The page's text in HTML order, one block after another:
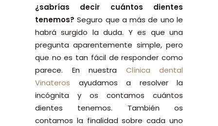
¿sabrías decir cuántos dientes
tenemos? Seguro que a más de uno le
habrá surgido la duda. Y es que una
pregunta aparentemente simple, pero
que no es tan fácil de responder como
parece. En nuestra Clínica dental
Vinateros ayudamos a resolver la
incógnita y os contamos cuántos
dientes tenemos. También os
contamos la finalidad sobre cada uno